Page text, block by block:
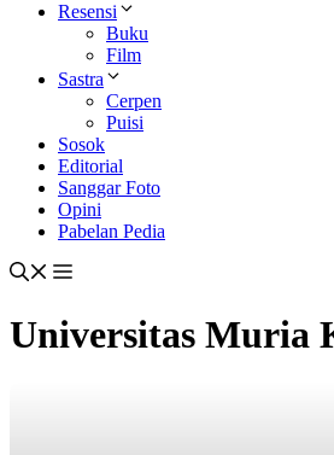
Resensi
Buku
Film
Sastra
Cerpen
Puisi
Sosok
Editorial
Sanggar Foto
Opini
Pabelan Pedia
Universitas Muria